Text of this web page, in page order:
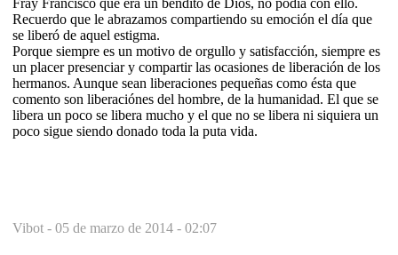
Recuerdo que le abrazamos compartiendo su emoción el día que
se liberó de aquel estigma.
Porque siempre es un motivo de orgullo y satisfacción, siempre es
un placer presenciar y compartir las ocasiones de liberación de los
hermanos. Aunque sean liberaciones pequeñas como ésta que
comento son liberaciónes del hombre, de la humanidad. El que se
libera un poco se libera mucho y el que no se libera ni siquiera un
poco sigue siendo donado toda la puta vida.
Vibot - 05 de marzo de 2014 - 02:07